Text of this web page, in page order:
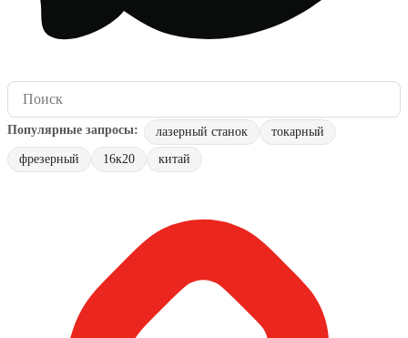
лазерный станок
токарный
фрезерный
16к20 китай